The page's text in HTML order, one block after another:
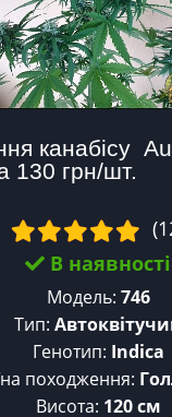
канабісу
130 грн/шт.
В наявності
Модель: 746
Тип:
Генотип: Indica
походження:
Висота: 120 см